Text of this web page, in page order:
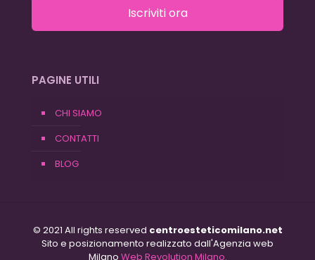
Iscriviti ora
PAGINE UTILI
CHI SIAMO
CONTATTI
BLOG
© 2021 All rights reserved centroesteticomilano.net
Sito e posizionamento realizzato dall'Agenzia web
Milano Web Revolution Milano.